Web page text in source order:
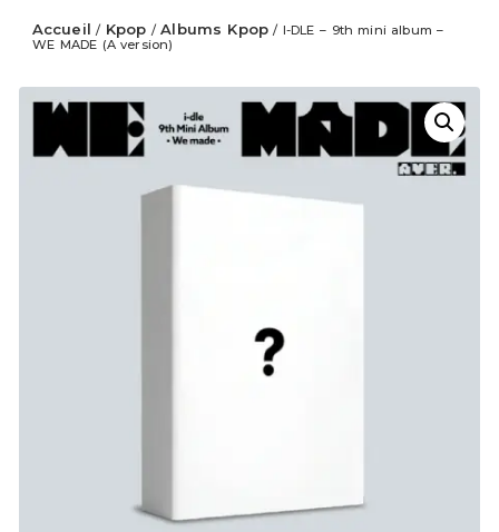
Accueil / Kpop /Albums Kpop/ I-DLE – 9th mini album –
WE MADE (A version)